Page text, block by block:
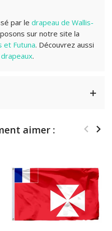
par le drapeau de Wallis-
sur notre site la
et Futuna. Découvrez aussi
.
aimer :